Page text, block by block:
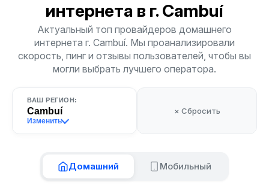
интернета в г. Cambuí
Актуальный топ провайдеров домашнего
интернета г. Cambuí. Мы проанализировали
скорость, пинг и отзывы пользователей, чтобы вы
могли выбрать лучшего оператора.
ВАШ РЕГИОН:
Cambuí
Изменить
× Сбросить
Домашний Мобильный